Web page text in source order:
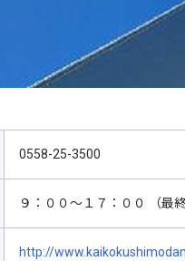
0558-25-3500
９：００～１７：００ （最
http://